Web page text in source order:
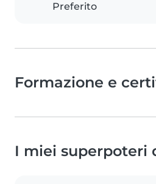
Preferito
Formazione e
I miei superpoteri